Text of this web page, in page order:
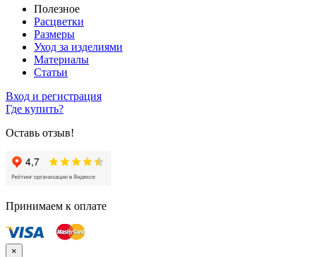
Полезное
Расцветки
Размеры
Уход за изделиями
Материалы
Статьи
Вход и регистрация
Где купить?
Оставь отзыв!
Принимаем к оплате
×